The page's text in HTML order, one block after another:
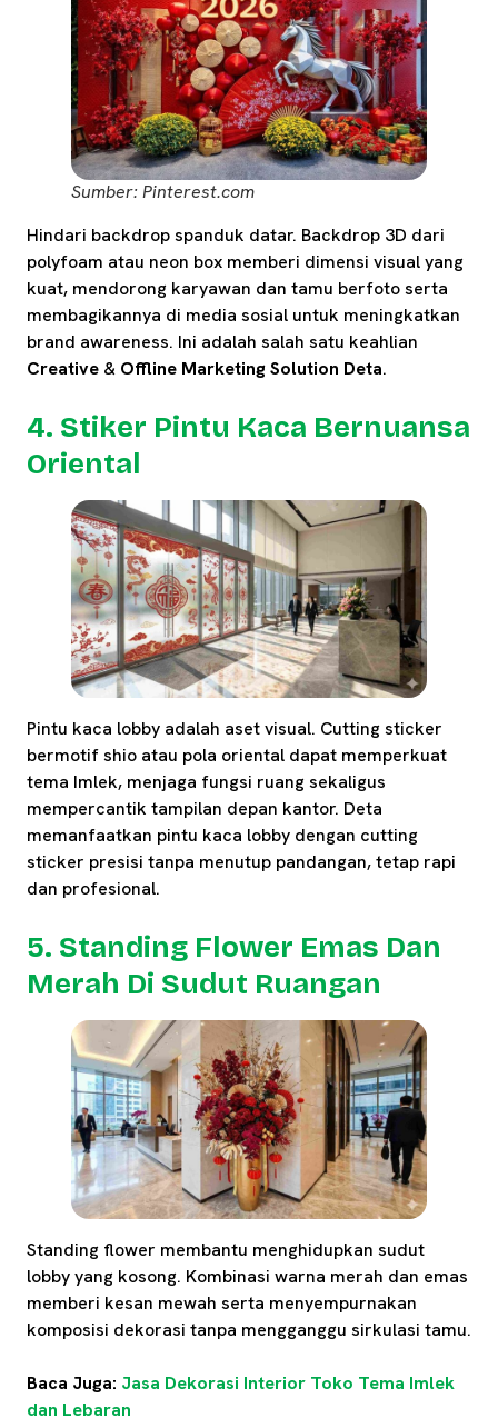
Sumber: Pinterest.com
Hindari backdrop spanduk datar. Backdrop 3D dari
polyfoam atau neon box memberi dimensi visual yang
kuat, mendorong karyawan dan tamu berfoto serta
membagikannya di media sosial untuk meningkatkan
brand awareness. Ini adalah salah satu keahlian
Creative & Offline Marketing Solution Deta.
4. Stiker Pintu Kaca Bernuansa
Oriental
Pintu kaca lobby adalah aset visual. Cutting sticker
bermotif shio atau pola oriental dapat memperkuat
tema Imlek, menjaga fungsi ruang sekaligus
mempercantik tampilan depan kantor. Deta
memanfaatkan pintu kaca lobby dengan cutting
sticker presisi tanpa menutup pandangan, tetap rapi
dan profesional.
5. Standing Flower Emas Dan
Merah Di Sudut Ruangan
Standing flower membantu menghidupkan sudut
lobby yang kosong. Kombinasi warna merah dan emas
memberi kesan mewah serta menyempurnakan
komposisi dekorasi tanpa mengganggu sirkulasi tamu.
Baca Juga: Jasa Dekorasi Interior Toko Tema Imlek
dan Lebaran